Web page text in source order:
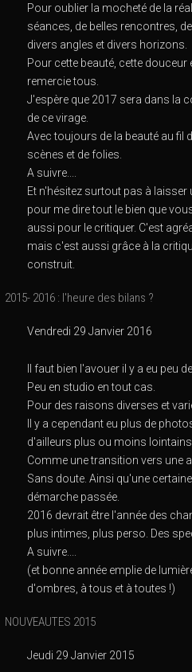
Pour oublier la mocheté de la
séances, de belles rencontres,
divers angles et divers horizons.
Pour cette beauté, cette douceur
remercie tous.
J'espère que 2017 sera dans la
de ce virage.
Avec toujours de la beauté au fil
scènes et de folies.
A suivre....
Et n'hésitez surtout pas à
pour me dire tout le bien que
aussi pour le critiquer. C'est
mais c'est aussi grâce à la
construit.
2015- 2016 : l'heure des bilans ?
Vendredi 29 Janvier 2016
Il faut bien l'avouer il y a eu peu
Peu en studio en tout cas.
Pour des raisons diverses et
Il y a cependant eu plus de
d'ailleurs plus ou moins lointains.
Comme une transition vers une
Sans doute. Ainsi qu'une
démarche passée.
2016 devrait être l'année des
plus intimes, plus perso. Des
A suivre....
(et bonne année emplie de
d'ombres, à tous et à toutes !)
NOUVEAUTES 2015
Jeudi 29 Janvier 2015